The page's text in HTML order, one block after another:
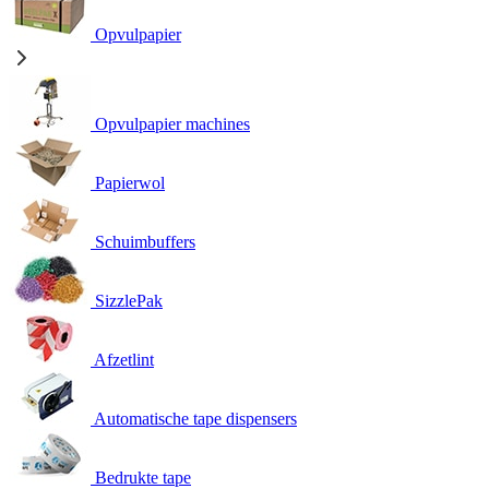
Opvulpapier
Opvulpapier machines
Papierwol
Schuimbuffers
SizzlePak
Afzetlint
Automatische tape dispensers
Bedrukte tape